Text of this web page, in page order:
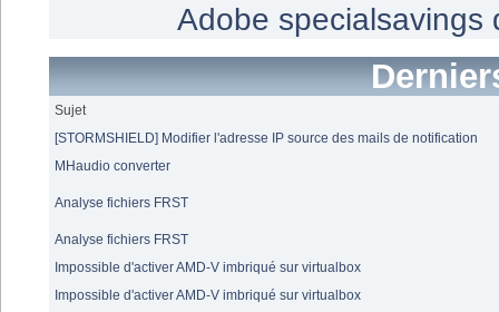
Adobe specialsavings
Sujet
[STORMSHIELD] Modifier l'adresse IP source des mails de notification
MHaudio converter
Analyse fichiers FRST
Analyse fichiers FRST
Impossible d'activer AMD-V imbriqué sur virtualbox
Impossible d'activer AMD-V imbriqué sur virtualbox